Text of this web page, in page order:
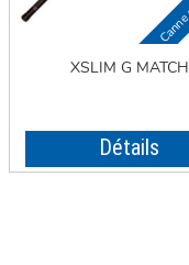
XSLIM G MATCH
Détails